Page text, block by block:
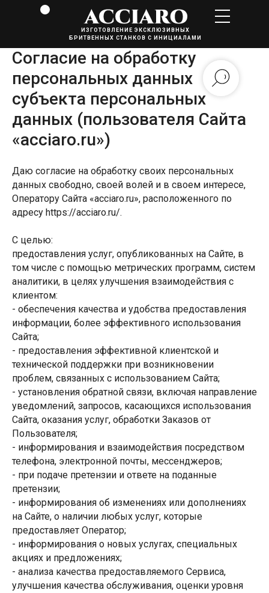
ИЗГОТОВЛЕНИЕ ЭКСКЛЮЗИВНЫХ
БРИТВЕННЫХ СТАНКОВ С ИНИЦИАЛАМИ
Согласие на обработку
персональных данных
субъекта персональных
данных (пользователя Сайта
«acciaro.ru»)
Даю согласие на обработку своих персональных
данных свободно, своей волей и в своем интересе,
Оператору Сайта «acciaro.ru», расположенного по
адресу https://acciaro.ru/.
С целью:
предоставления услуг, опубликованных на Сайте, в
том числе с помощью метрических программ, систем
аналитики, в целях улучшения взаимодействия с
клиентом:
- обеспечения качества и удобства предоставления
информации, более эффективного использования
Сайта;
- предоставления эффективной клиентской и
технической поддержки при возникновении
проблем, связанных с использованием Сайта;
- установления обратной связи, включая направление
уведомлений, запросов, касающихся использования
Сайта, оказания услуг, обработки Заказов от
Пользователя;
- информирования и взаимодействия посредством
телефона, электронной почты, мессенджеров;
- при подаче претензии и ответе на поданные
претензии;
- информирования об изменениях или дополнениях
на Сайте, о наличии любых услуг, которые
предоставляет Оператор;
- информирования о новых услугах, специальных
акциях и предложениях;
- анализа качества предоставляемого Сервиса,
улучшения качества обслуживания, оценки уровня